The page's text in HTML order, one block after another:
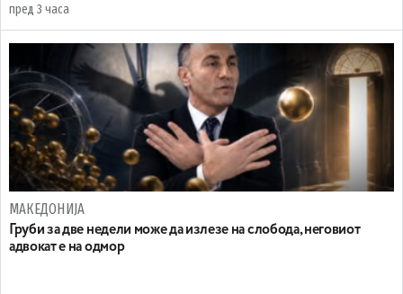
пред 3 часа
МАКЕДОНИЈА
Груби за две недели може да излезе на слобода, неговиот
адвокат е на одмор